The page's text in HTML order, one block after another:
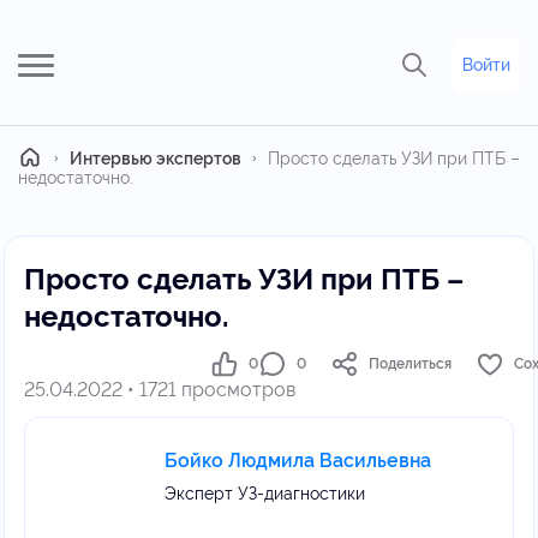
Войти
ГлавнаяИнтервью экспертов
Просто сделать УЗИ при ПТБ –
недостаточно.
Просто сделать УЗИ при ПТБ –
недостаточно.
25.04.2022 • 1721 просмотров
0 0 Поделиться
Бойко Людмила Васильевна
Эксперт УЗ-диагностики